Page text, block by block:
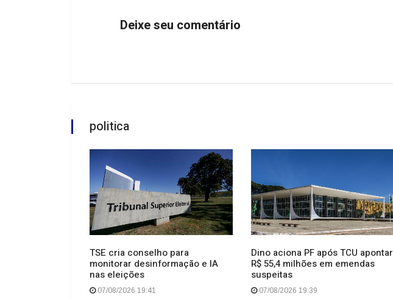
Deixe seu comentário
politica
TSE cria conselho para
monitorar desinformação e IA
nas eleições
07/08/2026 19:41
Dino aciona PF após TCU apontar
R$ 55,4 milhões em emendas
suspeitas
07/08/2026 19:39